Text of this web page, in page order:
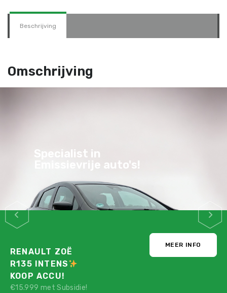
Beschrijving
Omschrijving
Stijlvol, Praktisch,
Zuinig & Veilig
PEUGEOT E-208
GT PACK
STRAKBLAUW!
Nu maar voor:
MEER INFO